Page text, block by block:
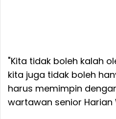
"Kita tidak boleh kalah
kita juga tidak boleh
harus memimpin
wartawan senior Harian